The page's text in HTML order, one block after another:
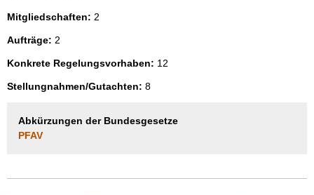
Mitgliedschaften: 2
Aufträge: 2
Konkrete Regelungsvorhaben: 12
Stellungnahmen/Gutachten: 8
Abkürzungen der Bundesgesetze
PFAV